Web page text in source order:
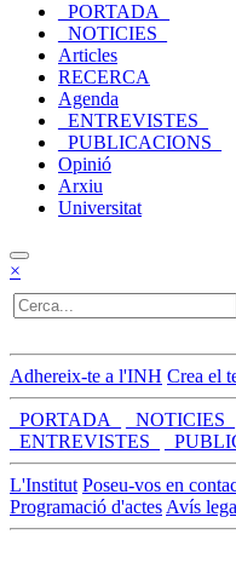
_PORTADA_
_NOTICIES_
Articles
RECERCA
Agenda
_ENTREVISTES_
_PUBLICACIONS_
Opinió
Arxiu
Universitat
×
Adhereix-te a l'INH Crea el
_PORTADA_ _NOTICIES_
_ENTREVISTES_
L'Institut Poseu-vos en
Programació d'actes Avís